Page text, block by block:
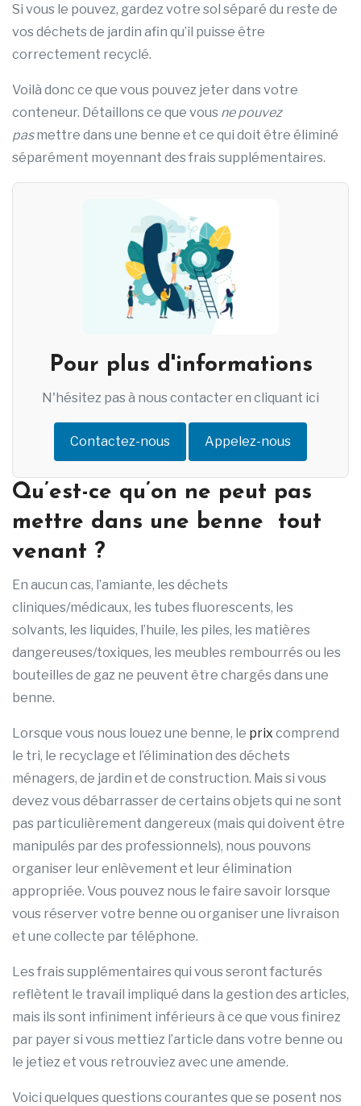
Si vous le pouvez, gardez votre sol séparé du reste de
vos déchets de jardin afin qu’il puisse être
correctement recyclé.
Voilà donc ce que vous pouvez jeter dans votre
conteneur. Détaillons ce que vous ne pouvez
pasmettre dans une benne et ce qui doit être éliminé
séparément moyennant des frais supplémentaires.
Pour plus d'informations
N'hésitez pas à nous contacter en cliquant ici
Contactez-nous Appelez-nous
Qu’est-ce qu’on ne peut pas
mettre dans une benne tout
venant ?
En aucun cas, l’amiante, les déchets
cliniques/médicaux, les tubes fluorescents, les
solvants, les liquides, l’huile, les piles, les matières
dangereuses/toxiques, les meubles rembourrés ou les
bouteilles de gaz ne peuvent être chargés dans une
benne.
Lorsque vous nous louez une benne, le prix comprend
le tri, le recyclage et l’élimination des déchets
ménagers, de jardin et de construction. Mais si vous
devez vous débarrasser de certains objets qui ne sont
pas particulièrement dangereux (mais qui doivent être
manipulés par des professionnels), nous pouvons
organiser leur enlèvement et leur élimination
appropriée. Vous pouvez nous le faire savoir lorsque
vous réserver votre benne ou organiser une livraison
et une collecte par téléphone.
Les frais supplémentaires qui vous seront facturés
reflètent le travail impliqué dans la gestion des articles,
mais ils sont infiniment inférieurs à ce que vous finirez
par payer si vous mettiez l’article dans votre benne ou
le jetiez et vous retrouviez avec une amende.
Voici quelques questions courantes que se posent nos